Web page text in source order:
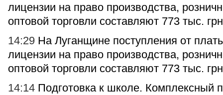
лицензии на право производства,
оптовой торговли составляют 773 тыс.
14:29 На Луганщине поступления от
лицензии на право производства,
оптовой торговли составляют 773 тыс.
14:14 Подготовка к школе. Комплексный